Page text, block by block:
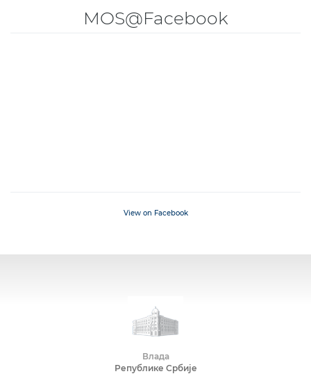
MOS@Facebook
View on Facebook
Влада
Републике Србије